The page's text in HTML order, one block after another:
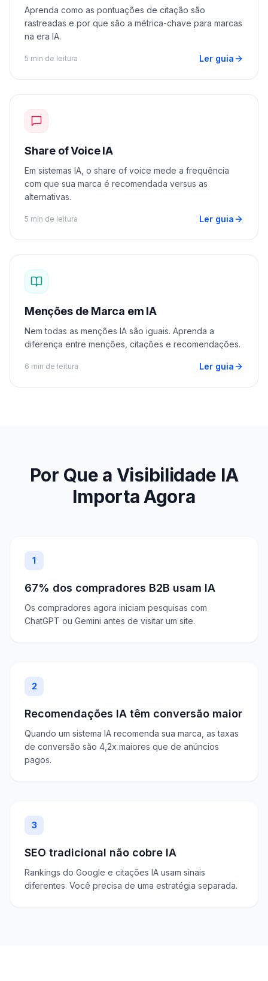
Aprenda como as pontuações de citação são
rastreadas e por que são a métrica-chave para marcas
na era IA.
5 min de leitura Ler guia
Share of Voice IA
Em sistemas IA, o share of voice mede a frequência
com que sua marca é recomendada versus as
alternativas.
5 min de leitura Ler guia
Menções de Marca em IA
Nem todas as menções IA são iguais. Aprenda a
diferença entre menções, citações e recomendações.
6 min de leitura Ler guia
Por Que a Visibilidade IA
Importa Agora
1
67% dos compradores B2B usam IA
Os compradores agora iniciam pesquisas com
ChatGPT ou Gemini antes de visitar um site.
2
Recomendações IA têm conversão maior
Quando um sistema IA recomenda sua marca, as taxas
de conversão são 4,2x maiores que de anúncios
pagos.
3
SEO tradicional não cobre IA
Rankings do Google e citações IA usam sinais
diferentes. Você precisa de uma estratégia separada.